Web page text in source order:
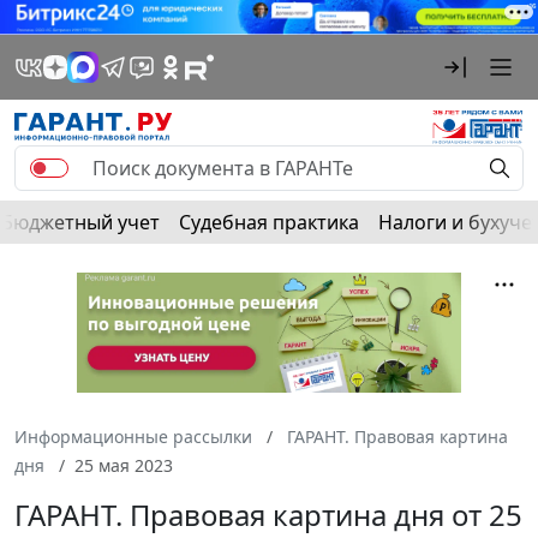
Бюджетный учет Судебная практика Налоги и
Информационные рассылки
ГАРАНТ. Правовая картина
дня
25 мая 2023
ГАРАНТ. Правовая картина дня от 25